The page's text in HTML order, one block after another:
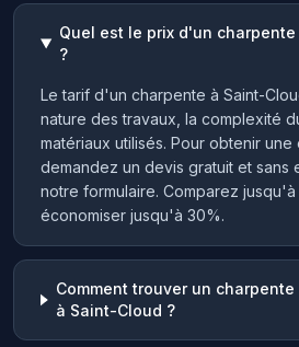
Quel est le prix d'un
?
Le tarif d'un charpente à Saint-
nature des travaux, la complexité
matériaux utilisés. Pour obtenir une
demandez un devis gratuit et sans
notre formulaire. Comparez
économiser jusqu'à 30%.
Comment trouver un
à Saint-Cloud ?